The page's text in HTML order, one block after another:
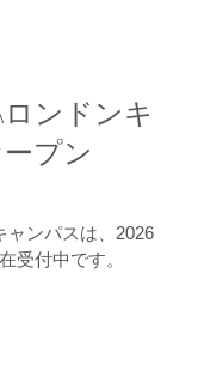
ンドンキ
プン
ャンパスは、2026
受付中です。